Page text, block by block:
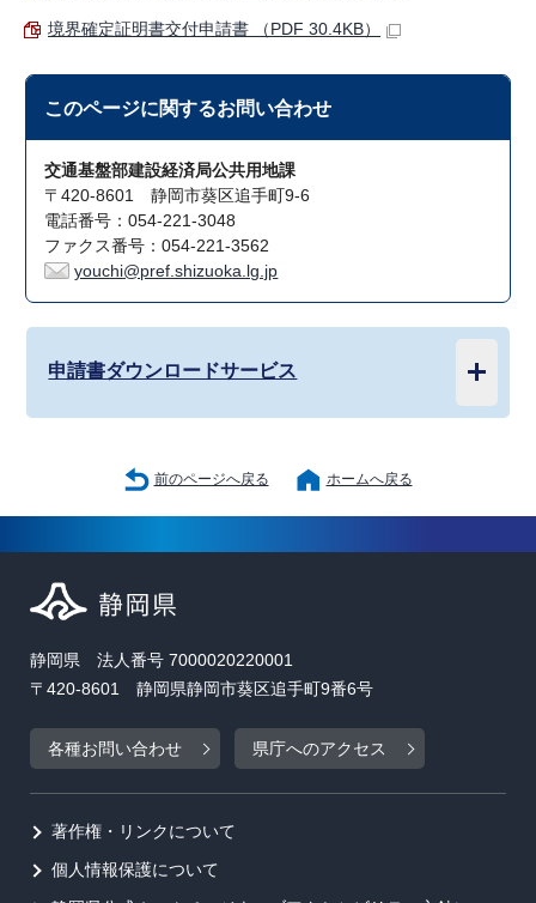
境界確定証明書交付申請書 （PDF 30.4KB）
このページに関するお問い合わせ
交通基盤部建設経済局公共用地課
〒420-8601 静岡市葵区追手町9-6
電話番号：054-221-3048
ファクス番号：054-221-3562
youchi@pref.shizuoka.lg.jp
申請書ダウンロードサービス
前のページへ戻る ホームへ戻る
静岡県 法人番号 7000020220001
〒420-8601 静岡県静岡市葵区追手町9番6号
各種お問い合わせ 県庁へのアクセス
著作権・リンクについて
個人情報保護について